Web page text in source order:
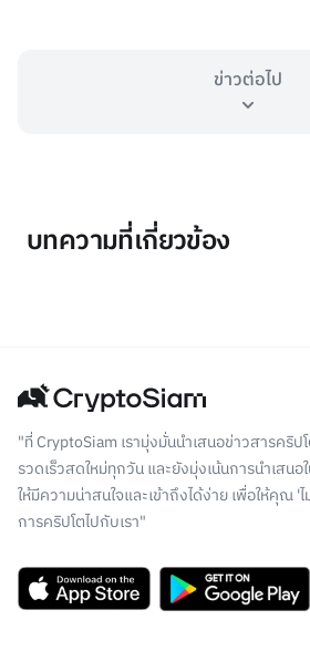
ข่าวต่อไป
บทความที่เกี่ยวข้อง
"ที่ CryptoSiam เรามุ่งมั่นนำเสนอข่าวสารคริป
รวดเร็วสดใหม่ทุกวัน และยังมุ่งเน้นการนำเสนอ
ให้มีความน่าสนใจและเข้าถึงได้ง่าย เพื่อให้คุณ '
การคริปโตไปกับเรา"